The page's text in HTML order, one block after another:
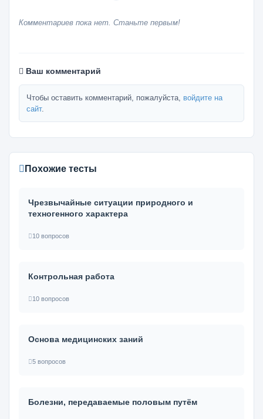
Комментариев пока нет. Станьте первым!
Ваш комментарий
Чтобы оставить комментарий, пожалуйста, войдите на
сайт.
Похожие тесты
Чрезвычайные ситуации природного и
техногенного характера
10 вопросов
Контрольная работа
10 вопросов
Основа медицинских заний
5 вопросов
Болезни, передаваемые половым путём